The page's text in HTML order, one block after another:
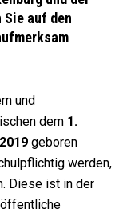
auf den
und
dem 1.
geboren
werden,
Diese ist in der
öffentliche